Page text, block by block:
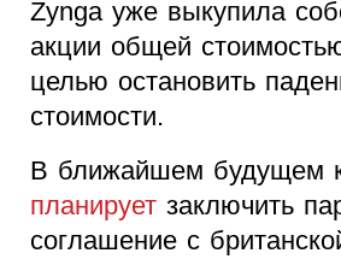
Zynga уже выкупила
акции общей
целью остановить
стоимости.
В ближайшем будущем
планирует заключить
соглашение с